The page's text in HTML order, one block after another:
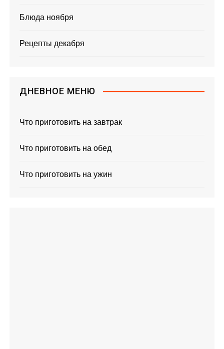
Блюда ноября
Рецепты декабря
ДНЕВНОЕ МЕНЮ
Что приготовить на завтрак
Что приготовить на обед
Что приготовить на ужин